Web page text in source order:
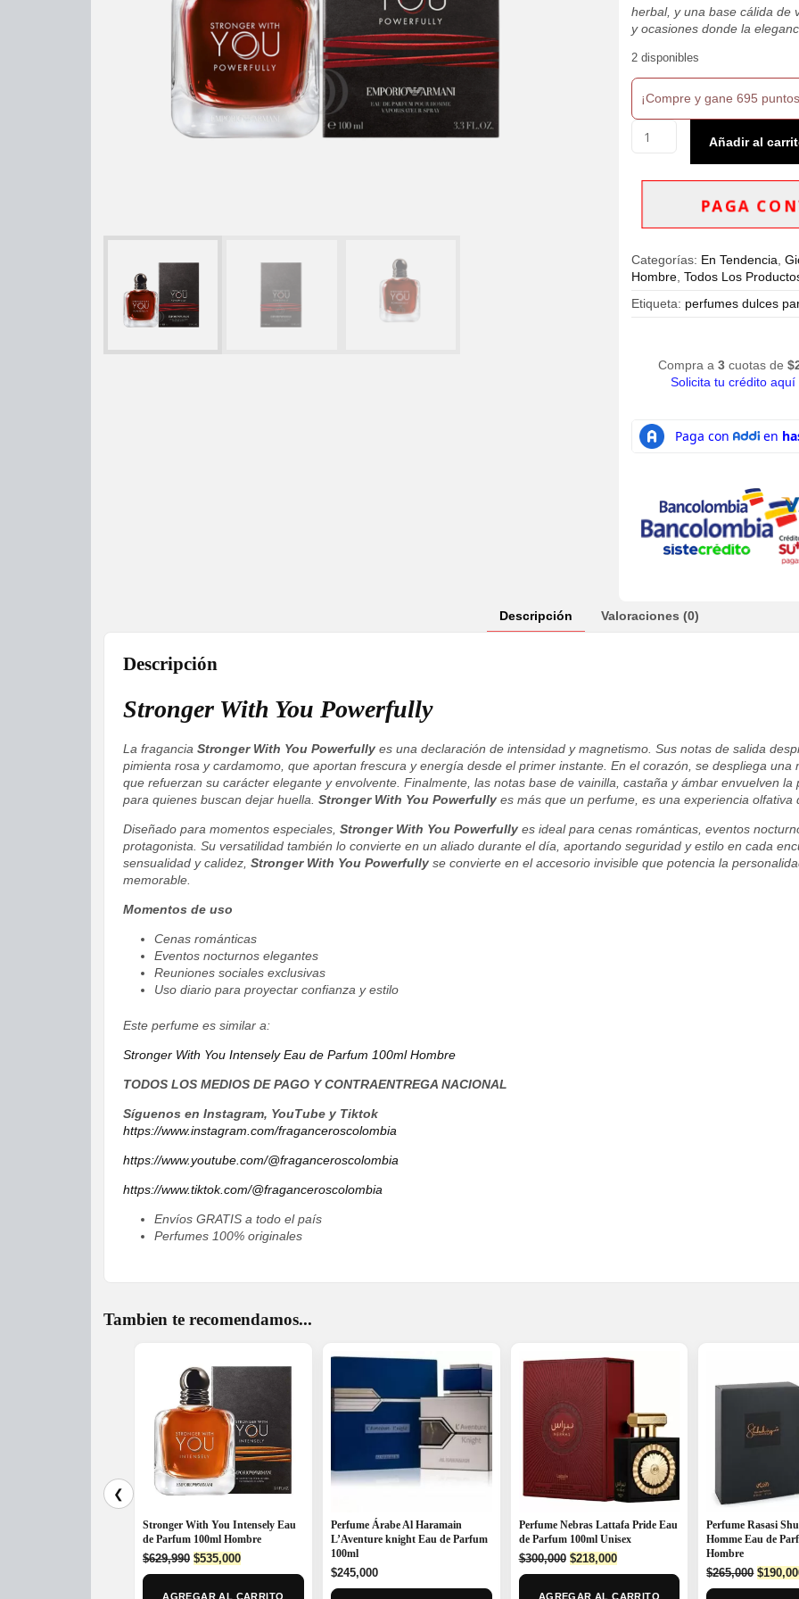
herbal, y una base cálida de
y ocasiones donde la
2 disponibles
¡Compre y gane 695
With
Powerfully
EDP
Hombre
cantidad
Añadir al
PAGA
Categorías: En Tendencia,
Hombre,Todos Los
Etiqueta: perfumes dulces
Compra a3 cuotas de$
Solicita tu crédito aquí
Descripción Valoraciones (0)
Descripción
Stronger With You Powerfully
La fragancia Stronger With You Powerfully es una declaración de intensidad y magnetismo. Sus notas de salida
pimienta rosa y cardamomo, que aportan frescura y energía desde el primer instante. En el corazón, se despliega
que refuerzan su carácter elegante y envolvente. Finalmente, las notas base de vainilla, castaña y ámbar envuelven
para quienes buscan dejar huella. Stronger With You Powerfully es más que un perfume, es una experiencia
Diseñado para momentos especiales, Stronger With You Powerfully es ideal para cenas románticas, eventos
protagonista. Su versatilidad también lo convierte en un aliado durante el día, aportando seguridad y estilo en cada
sensualidad y calidez, Stronger With You Powerfully se convierte en el accesorio invisible que potencia la
memorable.
Momentos de uso
Cenas románticas
Eventos nocturnos elegantes
Reuniones sociales exclusivas
Uso diario para proyectar confianza y estilo
Este perfume es similar a:
Stronger With You Intensely Eau de Parfum 100ml Hombre
TODOS LOS MEDIOS DE PAGO Y CONTRAENTREGA NACIONAL
Síguenos en Instagram, YouTube y Tiktok
https://www.instagram.com/fraganceroscolombia
https://www.youtube.com/@fraganceroscolombia
https://www.tiktok.com/@fraganceroscolombia
Envíos GRATIS a todo el país
Perfumes 100% originales
Tambien te recomendamos...
❮
Stronger With You Intensely Eau
de Parfum 100ml Hombre
$629,990 Original
price
$535,000Current
price
AGREGAR AL CARRITO
Perfume Árabe Al Haramain
L’Aventure knight Eau de Parfum
100ml
$245,000
Perfume Nebras Lattafa Pride Eau
de Parfum 100ml Unisex
$300,000 Original
price
$218,000Current
price
AGREGAR AL CARRITO
Perfume Rasasi
Homme Eau de
Hombre
$265,000
price
$